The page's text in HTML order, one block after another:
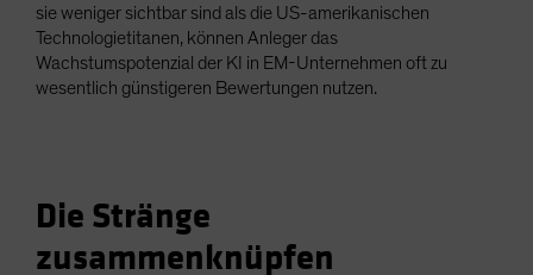
sie weniger sichtbar sind als die US-amerikanischen
Technologietitanen, können Anleger das
Wachstumspotenzial der KI in EM-Unternehmen oft zu
wesentlich günstigeren Bewertungen nutzen.
Die Stränge
zusammenknüpfen